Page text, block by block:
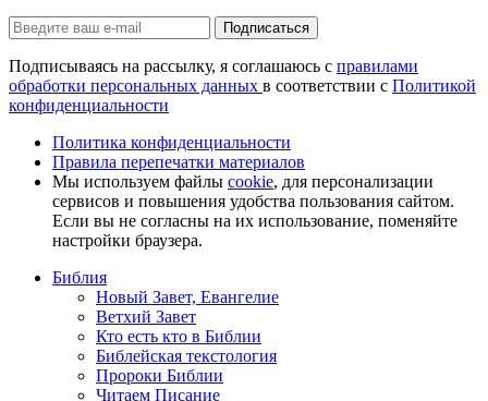
Подписаться
Подписываясь на рассылку, я соглашаюсь с правилами
обработки персональных данных в соответствии с Политикой
конфиденциальности
Политика конфиденциальности
Правила перепечатки материалов
Мы используем файлы cookie, для персонализации
сервисов и повышения удобства пользования сайтом.
Если вы не согласны на их использование, поменяйте
настройки браузера.
Библия
Новый Завет, Евангелие
Ветхий Завет
Кто есть кто в Библии
Библейская текстология
Пророки Библии
Читаем Писание